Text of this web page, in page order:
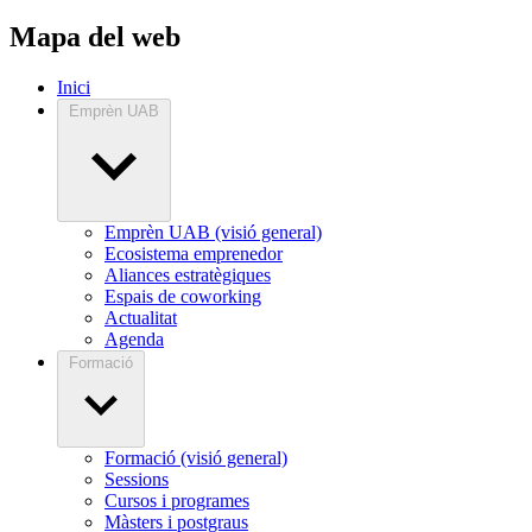
Mapa del web
Inici
Emprèn UAB
Emprèn UAB (visió general)
Ecosistema emprenedor
Aliances estratègiques
Espais de coworking
Actualitat
Agenda
Formació
Formació (visió general)
Sessions
Cursos i programes
Màsters i postgraus